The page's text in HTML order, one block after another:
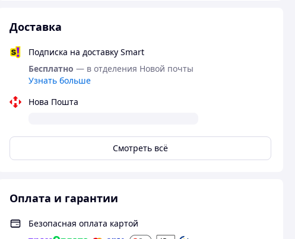
Доставка
Подписка на доставку Smart
Бесплатно — в отделения Новой почты
Узнать больше
Нова Пошта
Смотреть всё
Оплата и гарантии
Безопасная оплата картой